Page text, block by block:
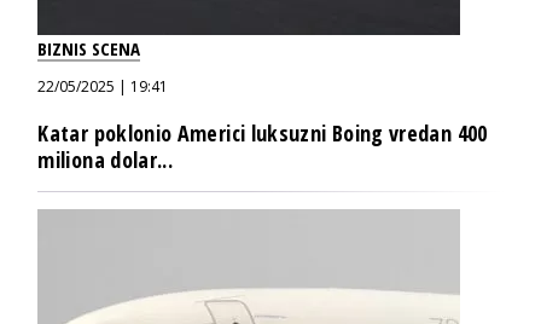
BIZNIS SCENA
22/05/2025 | 19:41
Katar poklonio Americi luksuzni Boing vredan 400
miliona dolar...